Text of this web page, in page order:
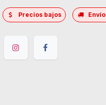
Precios bajos